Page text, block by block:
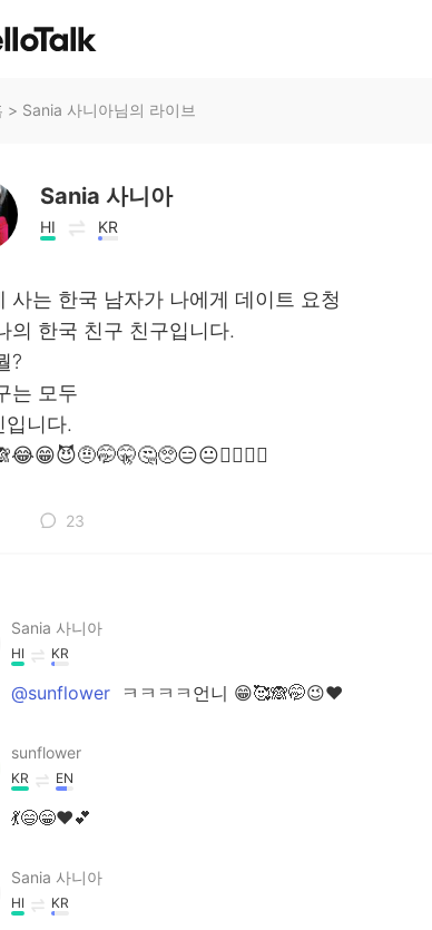
> Sania 사니아님의 라이브
Sania 사니아
HI KR
사는 한국 남자가 나에게 데이트 요청
의 한국 친구 친구입니다.
?
는 모두
입니다.
23
Sania 사니아
HI KR
@sunflower ㅋㅋㅋㅋ언니 😁🥰🙈🤭😉❤️
sunflower
KR EN
💃😄😁❤💕
Sania 사니아
HI KR